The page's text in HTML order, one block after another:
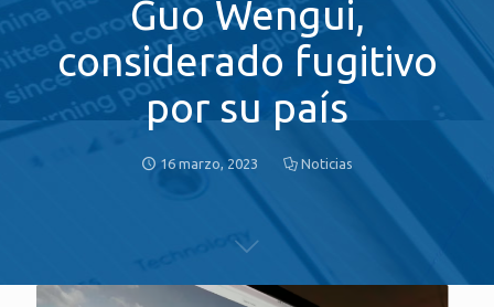
Guo Wengui,
considerado fugitivo
por su país
16 marzo, 2023 Noticias